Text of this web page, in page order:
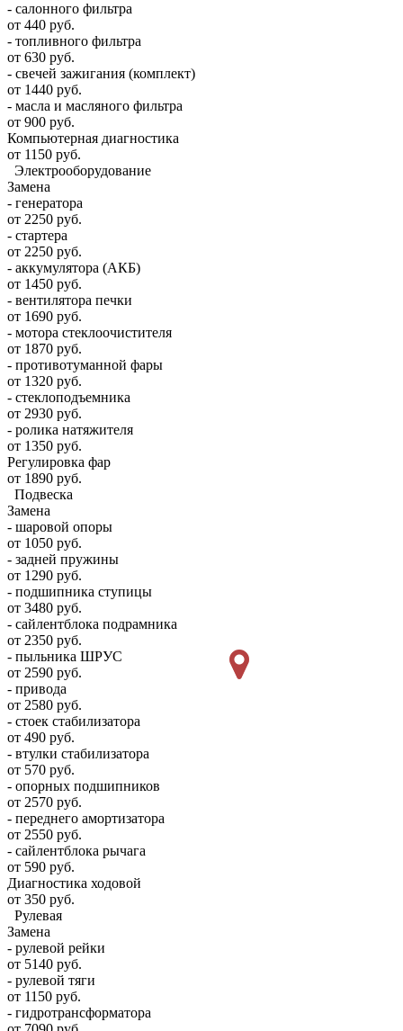
- салонного фильтра
от 440 руб.
- топливного фильтра
от 630 руб.
- свечей зажигания (комплект)
от 1440 руб.
- масла и масляного фильтра
от 900 руб.
Компьютерная диагностика
от 1150 руб.
Электрооборудование
Замена
- генератора
от 2250 руб.
- стартера
от 2250 руб.
- аккумулятора (АКБ)
от 1450 руб.
- вентилятора печки
от 1690 руб.
- мотора стеклоочистителя
от 1870 руб.
- противотуманной фары
от 1320 руб.
- стеклоподъемника
от 2930 руб.
- ролика натяжителя
от 1350 руб.
Регулировка фар
от 1890 руб.
Подвеска
Замена
- шаровой опоры
от 1050 руб.
- задней пружины
от 1290 руб.
- подшипника ступицы
от 3480 руб.
- сайлентблока подрамника
от 2350 руб.
- пыльника ШРУС
от 2590 руб.
- привода
от 2580 руб.
- стоек стабилизатора
от 490 руб.
- втулки стабилизатора
от 570 руб.
- опорных подшипников
от 2570 руб.
- переднего амортизатора
от 2550 руб.
- сайлентблока рычага
от 590 руб.
Диагностика ходовой
от 350 руб.
Рулевая
Замена
- рулевой рейки
от 5140 руб.
- рулевой тяги
от 1150 руб.
- гидротрансформатора